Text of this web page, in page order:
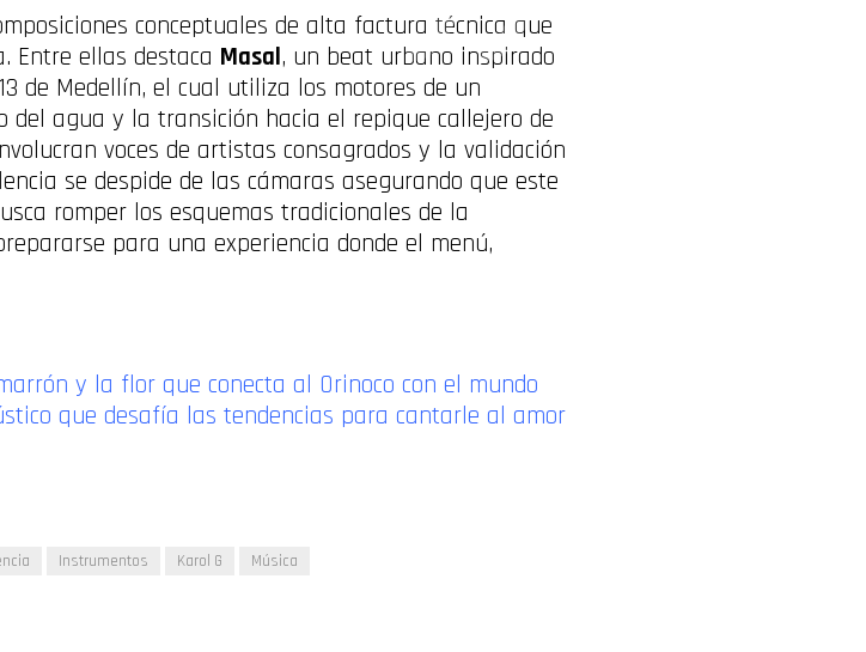
conceptuales de alta factura técnica que
Entre ellas destaca Masal, un beat urbano inspirado
de Medellín, el cual utiliza los motores de un
del agua y la transición hacia el repique callejero de
voces de artistas consagrados y la validación
se despide de las cámaras asegurando que este
romper los esquemas tradicionales de la
para una experiencia donde el menú,
y la flor que conecta al Orinoco con el mundo
que desafía las tendencias para cantarle al amor
Instrumentos Karol G Música